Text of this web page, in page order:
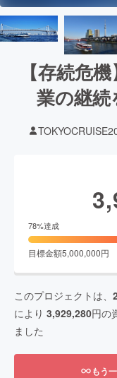
【存続危
業の継続
78%達成
目標金額5,000,000円
このプロジェクトは、
により 3,929,280円の
ました
もう